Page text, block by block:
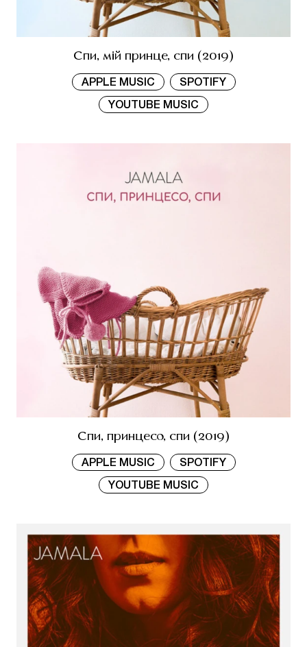
Спи, мій принце, спи (2019)
APPLE MUSIC SPOTIFY
YOUTUBE MUSIC
Спи, принцесо, спи (2019)
APPLE MUSIC SPOTIFY
YOUTUBE MUSIC